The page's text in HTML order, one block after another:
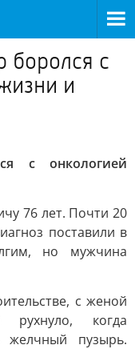
боролся с
и
с онкологией
76 лет. Почти 20
поставили в
но мужчина
с женой
когда
желчный пузырь.